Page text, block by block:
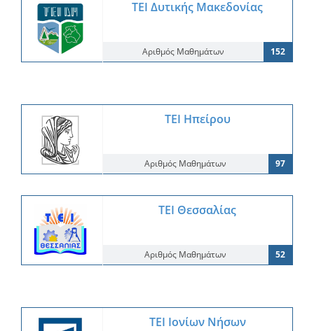
ΤΕΙ Δυτικής Μακεδονίας
Αριθμός Μαθημάτων 152
ΤΕΙ Ηπείρου
Αριθμός Μαθημάτων 97
ΤΕΙ Θεσσαλίας
Αριθμός Μαθημάτων 52
ΤΕΙ Ιονίων Νήσων